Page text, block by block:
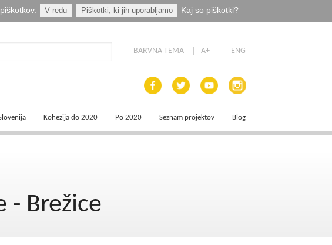
V redu Piškotki, ki jih uporabljamo Kaj so piškotki?
BARVNA TEMA A+ ENG
sodelovanje
Kohezija do 2020
Zakonodaja
Po 2020 Seznam projektov Blog
- Brežice